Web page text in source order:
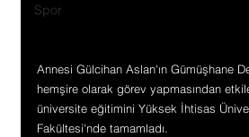
Spor
Annesi Gülcihan Aslan'ın Gümüşhane
hemşire olarak görev yapmasından
üniversite eğitimini Yüksek İhtisas
Fakültesi'nde tamamladı.